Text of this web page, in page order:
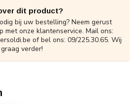
dit product?
bij uw bestelling? Neem gerust
met onze klantenservice. Mail ons:
of bel ons: 09/225.30.65. Wij
verder!